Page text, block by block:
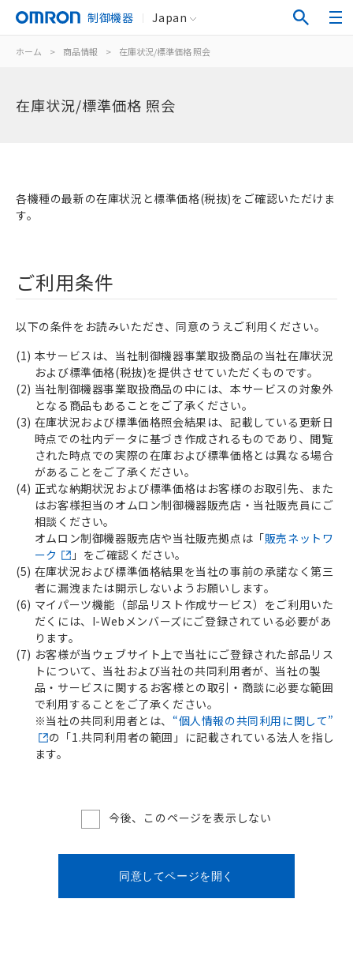
制御機器 Japan
ホーム > 商品情報 > 在庫状況/標準価格 照会
在庫状況/標準価格 照会
各機種の最新の在庫状況と標準価格(税抜)をご確認いただけま
す。
ご利用条件
以下の条件をお読みいただき、同意のうえご利用ください。
(1) 本サービスは、当社制御機器事業取扱商品の当社在庫状況
および標準価格(税抜)を提供させていただくものです。
(2) 当社制御機器事業取扱商品の中には、本サービスの対象外
となる商品もあることをご了承ください。
(3) 在庫状況および標準価格照会結果は、記載している更新日
時点での社内データに基づき作成されるものであり、閲覧
された時点での実際の在庫および標準価格とは異なる場合
があることをご了承ください。
(4) 正式な納期状況および標準価格はお客様のお取引先、また
はお客様担当のオムロン制御機器販売店・当社販売員にご
相談ください。
オムロン制御機器販売店や当社販売拠点は「販売ネットワ
ーク
」をご確認ください。
(5) 在庫状況および標準価格結果を当社の事前の承諾なく第三
者に漏洩または開示しないようお願いします。
(6) マイパーツ機能（部品リスト作成サービス）をご利用いた
だくには、I-Webメンバーズにご登録されている必要があ
ります。
(7) お客様が当ウェブサイト上で当社にご登録された部品リス
トについて、当社および当社の共同利用者が、当社の製
品・サービスに関するお客様との取引・商談に必要な範囲
で利用することをご了承ください。
※当社の共同利用者とは、“個人情報の共同利用に関して”
の「1.共同利用者の範囲」に記載されている法人を指し
ます。
今後、このページを表示しない
同意してページを開く